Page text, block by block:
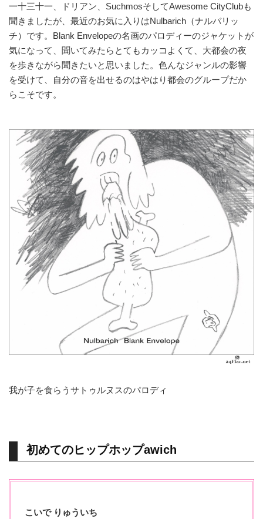
一十三十一、ドリアン、SuchmosそしてAwesome CityClubも
聞きましたが、最近のお気に入りはNulbarich（ナルバリッ
チ）です。Blank Envelopeの名画のパロディーのジャケットが
気になって、聞いてみたらとてもカッコよくて、大都会の夜
を歩きながら聞きたいと思いました。色んなジャンルの影響
を受けて、自分の音を出せるのはやはり都会のグループだか
らこそです。
我が子を食らうサトゥルヌスのパロディ
初めてのヒップホップawich
こいで りゅういち